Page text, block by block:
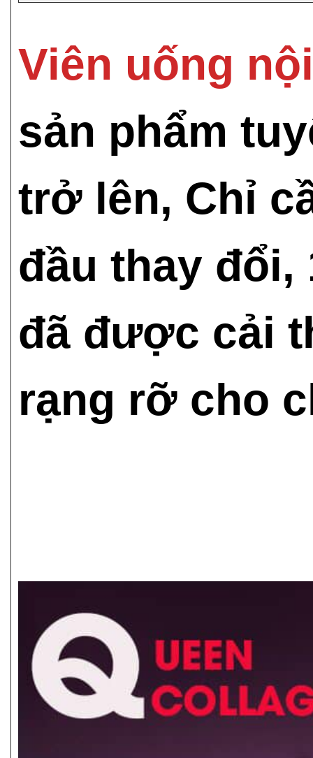
Viên uống
sản phẩm
trở lên, Chỉ
đầu thay đổi,
đã được cải
rạng rỡ cho